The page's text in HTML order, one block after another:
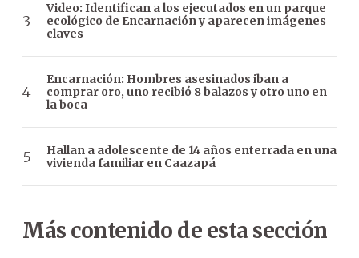
Video: Identifican a los ejecutados en un parque
ecológico de Encarnación y aparecen imágenes
claves
Encarnación: Hombres asesinados iban a
comprar oro, uno recibió 8 balazos y otro uno en
la boca
Hallan a adolescente de 14 años enterrada en una
vivienda familiar en Caazapá
Más contenido de esta sección